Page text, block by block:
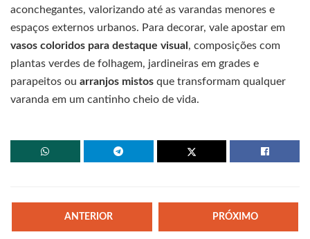
aconchegantes, valorizando até as varandas menores e
espaços externos urbanos. Para decorar, vale apostar em
vasos coloridos para destaque visual , composições com
plantas verdes de folhagem, jardineiras em grades e
parapeitos ou arranjos mistos que transformam qualquer
varanda em um cantinho cheio de vida.
ANTERIOR PRÓXIMO